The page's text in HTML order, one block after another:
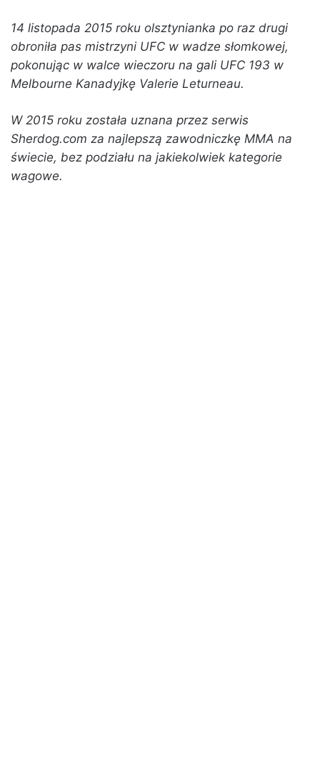
14 listopada 2015 roku olsztynianka po raz drugi
obroniła pas mistrzyni UFC w wadze słomkowej,
pokonując w walce wieczoru na gali UFC 193 w
Melbourne Kanadyjkę Valerie Leturneau.
W 2015 roku została uznana przez serwis
Sherdog.com za najlepszą zawodniczkę MMA na
świecie, bez podziału na jakiekolwiek kategorie
wagowe.